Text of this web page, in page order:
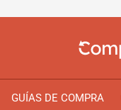
GUÍAS DE COMPRA